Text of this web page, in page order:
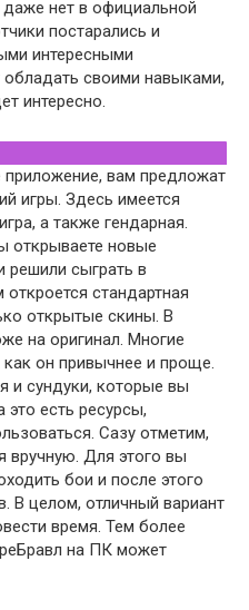
нет в официальной
постарались и
интересными
своими навыками,
интересно.
приложение, вам предложат
игры. Здесь имеется
а также гендарная.
открываете новые
решили сыграть в
стандартная
открытые скины. В
на оригинал. Многие
он привычнее и проще.
и сундуки, которые вы
есть ресурсы,
Сазу отметим,
вручную. Для этого вы
бои и после этого
В целом, отличный вариант
время. Тем более
реБравл на ПК может